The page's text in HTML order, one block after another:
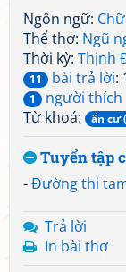
Ngôn ngữ:
Thể thơ: Ngũ
Thời kỳ: Thịnh
11 bài trả lời:
1
người thích
Từ khoá:
ẩn cư
Tuyển tập
-Đường thi
Trả lời
In bài thơ